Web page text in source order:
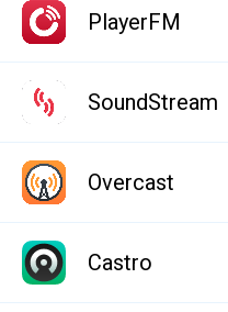
PlayerFM
SoundStream
Overcast
Castro